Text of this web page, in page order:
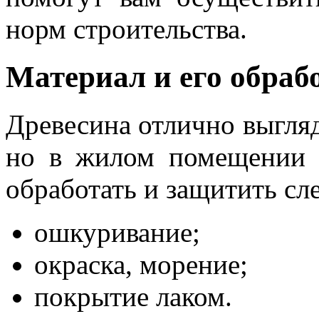
норм строительства.
Материал и его
Древесина отлично
но в жилом помещении
обработать и защитить
ошкуривание;
окраска, морение;
покрытие лаком.